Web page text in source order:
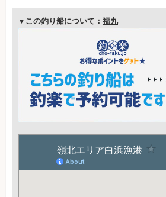
▼この釣り船について： 福丸